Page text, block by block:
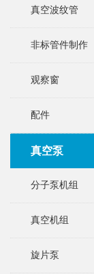
真空波纹管
非标管件制作
观察窗
配件
真空泵
分子泵机组
真空机组
旋片泵